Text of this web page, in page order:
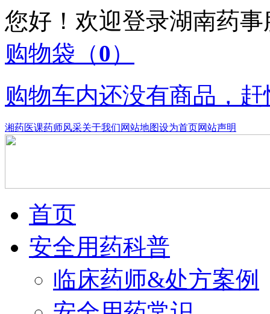
您好！欢迎登录湖南药
购物袋 （0）
购物车内还没有商品，
湘药医课药师风采关于我们网站地图设为首页网站声明
首页
安全用药科普
临床药师&处方案例